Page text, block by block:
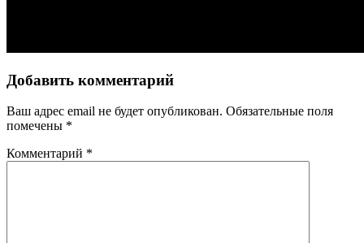
Добавить комментарий
Ваш адрес email не будет опубликован. Обязательные поля
помечены *
Комментарий *